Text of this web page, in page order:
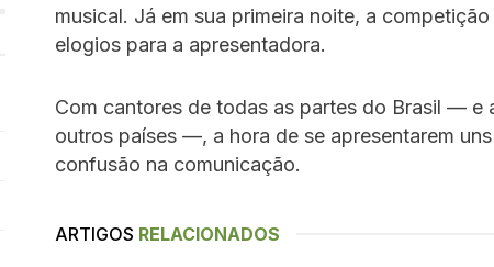
musical. Já em sua primeira noite, a
elogios para a apresentadora.
Com cantores de todas as partes do Brasil — e
outros países —, a hora de se apresentarem
confusão na comunicação.
ARTIGOS RELACIONADOS